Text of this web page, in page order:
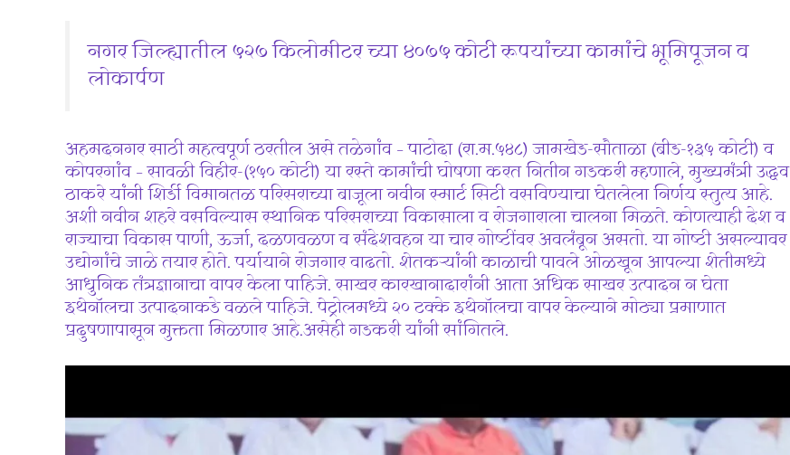
नगर जिल्ह्यातील ५२७ किलोमीटर च्या ४०७५ कोटी रूपयांच्या कामांचे भूमिपूजन व
लोकार्पण
अहमदनगर साठी महत्वपूर्ण ठरतील असे तळेगांव – पाटोदा (रा.म.५४८) जामखेड-सौताळा (बीड-१३५ कोटी) व
कोपरगांव – सावळी विहीर-(१५० कोटी) या रस्ते कामांची घोषणा करत नितीन गडकरी म्हणाले, मुख्यमंत्री उद्धव
ठाकरे यांनी शिर्डी विमानतळ परिसराच्या बाजूला नवीन स्मार्ट सिटी वसविण्याचा घेतलेला निर्णय स्तुत्य आहे.
अशी नवीन शहरे वसविल्यास स्थानिक परिसराच्या विकासाला व रोजगाराला चालना मिळते. कोणत्याही देश व
राज्याचा विकास पाणी, ऊर्जा, दळणवळण व संदेशवहन या चार गोष्टींवर अवलंबून असतो. या गोष्टी असल्यावर
उद्योगांचे जाळे तयार होते. पर्यायाने रोजगार वाढतो. शेतकऱ्यांनी काळाची पावले ओळखून आपल्या शेतीमध्ये
आधुनिक तंत्रज्ञानाचा वापर केला पाहिजे. साखर कारखानादारांनी आता अधिक साखर उत्पादन न घेता
इथेनॉलचा उत्पादनाकडे वळले पाहिजे. पेट्रोलमध्ये २० टक्के इथेनॉलचा वापर केल्याने मोठ्या प्रमाणात
प्रदुषणापासून मुक्तता मिळणार आहे.असेही गडकरी यांनी सांगितले.